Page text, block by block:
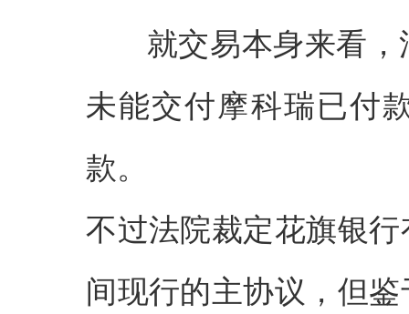
就交易本身来看，
未能交付摩科瑞已付
款。
不过法院裁定花旗银
间现行的主协议，但